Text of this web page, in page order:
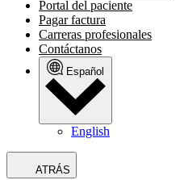
Portal del paciente
Pagar factura
Carreras profesionales
Contáctanos
Español
English
ATRÁS